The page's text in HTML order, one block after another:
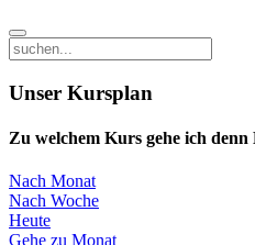
Unser Kursplan
Zu welchem Kurs gehe ich denn
Nach Monat
Nach Woche
Heute
Gehe zu Monat